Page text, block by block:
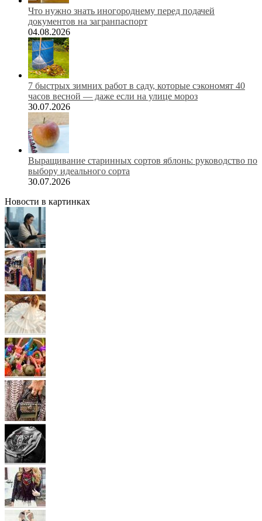
Что нужно знать иногороднему перед подачей
документов на загранпаспорт
04.08.2026
7 быстрых зимних работ в саду, которые сэкономят 40
часов весной — даже если на улице мороз
30.07.2026
Выращивание старинных сортов яблонь: руководство по
выбору идеального сорта
30.07.2026
Новости в картинках